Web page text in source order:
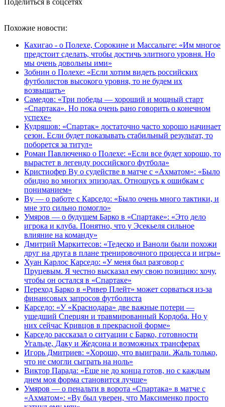
Похожие новости:
Кахигао - о Полехе, Сорокине и Массалыге: «Им многое
предстоит сделать, чтобы достичь элитного уровня. Но
мы очень довольны ими»
Зобнин о Полехе: «Если хотим видеть российских
футболистов высокого уровня, то не будем их
возвышать»
Самедов: «Три победы — хороший и мощный старт
«Спартака». Но пока очень рано говорить о конечном
успехе»
Кудряшов: «Спартак» достаточно часто хорошо начинает
сезон. Если будет показывать стабильный результат, то
поборется за титул»
Роман Павлюченко о Полехе: «Если все будет хорошо, то
вырастет в легенду российского футбола»
Кристиофер Ву о судействе в матче с «Ахматом»: «Было
обидно во многих эпизодах. Отношусь к ошибкам с
пониманием»
Ву — о работе с Карседо: «Было очень много тактики, и
мне это сильно помогло»
Умяров — о будущем Барко в «Спартаке»: «Это дело
игрока и клуба. Понятно, что у Эсекьеля сильное
влияние на команду»
Дмитрий Маркитесов: «Тедеско и Ваноли были похожи
друг на друга в плане тренировочного процесса и игры»
Хуан Карлос Карседо: «У меня был разговор с
Пруцевым. Я честно высказал ему свою позицию: хочу,
чтобы он остался в «Спартаке»
Переход Барко в «Ривер Плейт» может сорваться из‑за
финансовых запросов футболиста
Карседо: «У «Краснодара» две важные потери —
ушедший Сперцян и травмированный Кордоба. Но у
них сейчас Кривцов в прекрасной форме»
Карседо рассказал о ситуации с Барко, готовности
Угальде, Даку и Жедсона и возможных трансферах
Игорь Дмитриев: «Хорошо, что выиграли. Жаль только,
что не смогли сыграть на ноль»
Виктор Парада: «Еще не до конца готов, но с каждым
днем моя форма становится лучше»
Умяров — о пенальти в ворота «Спартака» в матче с
«Ахматом»: «Ву был уверен, что Максименко просто